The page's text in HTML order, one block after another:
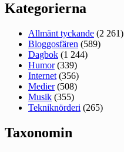
Kategorierna
Allmänt tyckande (2 261)
Bloggosfären (589)
Dagbok (1 244)
Humor(339)
Internet (356)
Medier(508)
Musik (355)
Tekniknörderi (265)
Taxonomin